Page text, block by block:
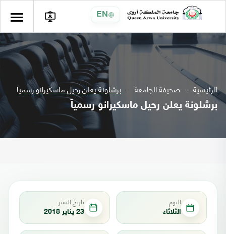
EN
الرئيسية صحيفة الجامعة برشلونة يعلن رحيل ماسكيرانو رسمياً
برشلونة يعلن رحيل ماسكيرانو رسمياً
اليوم
الثلاثاء
تاريخ النشر
23 يناير 2018